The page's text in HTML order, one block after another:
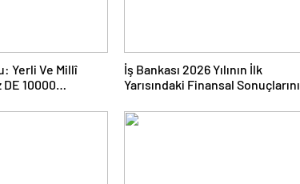
Yerli Ve Millî
10000
İş Bankası 2026 Yılının İlk
Yarısındaki Finansal Sonuçlarını